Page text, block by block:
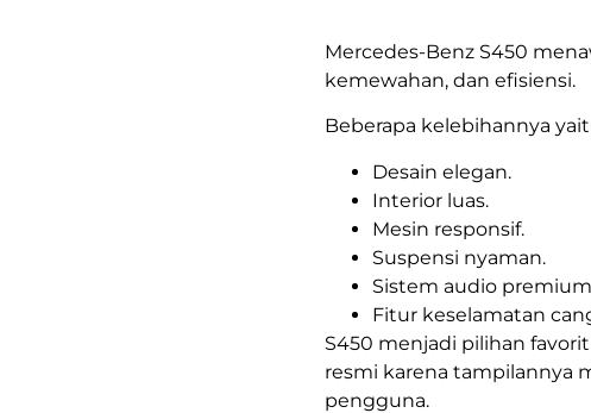
Mercedes-Benz S450
kemewahan, dan efisiensi.
Beberapa kelebihannya
Desain elegan.
Interior luas.
Mesin responsif.
Suspensi nyaman.
Sistem audio
Fitur keselamatan
S450 menjadi pilihan
resmi karena tampilannya
pengguna.